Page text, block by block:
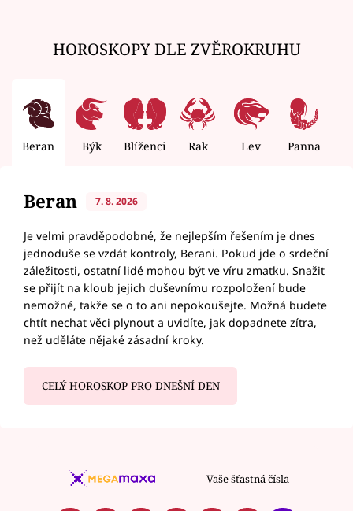
HOROSKOPY DLE ZVĚROKRUHU
Beran Býk Blíženci Rak Lev Panna
Beran 7. 8. 2026
Je velmi pravděpodobné, že nejlepším řešením je dnes
jednoduše se vzdát kontroly, Berani. Pokud jde o srdeční
záležitosti, ostatní lidé mohou být ve víru zmatku. Snažit
se přijít na kloub jejich duševnímu rozpoložení bude
nemožné, takže se o to ani nepokoušejte. Možná budete
chtít nechat věci plynout a uvidíte, jak dopadnete zítra,
než uděláte nějaké zásadní kroky.
CELÝ HOROSKOP PRO DNEŠNÍ DEN
Vaše šťastná čísla